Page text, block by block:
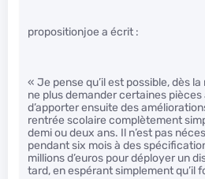
propositionjoe a écrit :
« Je pense qu’il est possible, dès
ne plus demander certaines
d’apporter ensuite des
rentrée scolaire complètement
demi ou deux ans. Il n’est pas
pendant six mois à des
millions d’euros pour déployer un
tard, en espérant simplement qu’il